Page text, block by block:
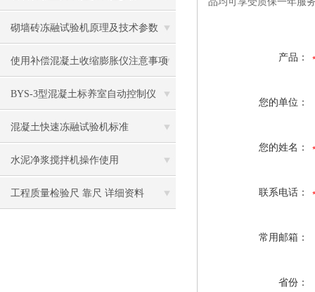
砌墙砖冻融试验机原理及技术参数
使用补偿混凝土收缩膨胀仪注意事项
BYS-3型混凝土标养室自动控制仪
混凝土快速冻融试验机标准
水泥净浆搅拌机操作使用
工程质量检验尺 靠尺 详细资料
产品：
您的单位：
您的姓名：
联系电话：
常用邮箱：
省份：